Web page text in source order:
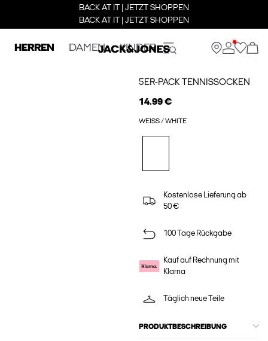
BACK AT IT | JETZT SHOPPEN
BACK AT IT | JETZT SHOPPEN
HERREN DAMEN KINDER
5ER-PACK TENNISSOCKEN
14.99 €
WEISS / WHITE
Kostenlose Lieferung ab
50 €
100 Tage Rückgabe
Kauf auf Rechnung mit
Klarna
Täglich neue Teile
PRODUKTBESCHREIBUNG